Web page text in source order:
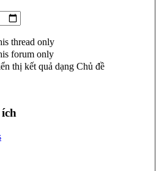
thread only
forum only
thị kết quả dạng Chủ đề